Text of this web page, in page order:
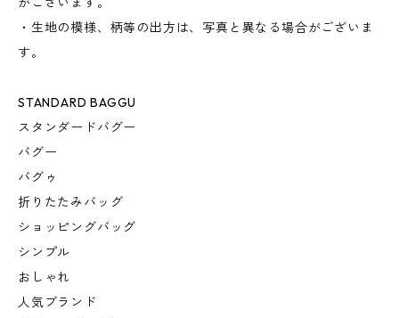
・生地の模様、柄等の出方は、写真と異なる場合がございま
す。
STANDARD BAGGU
スタンダードバグー
バグー
バグゥ
折りたたみバッグ
ショッピングバッグ
シンプル
おしゃれ
人気ブランド